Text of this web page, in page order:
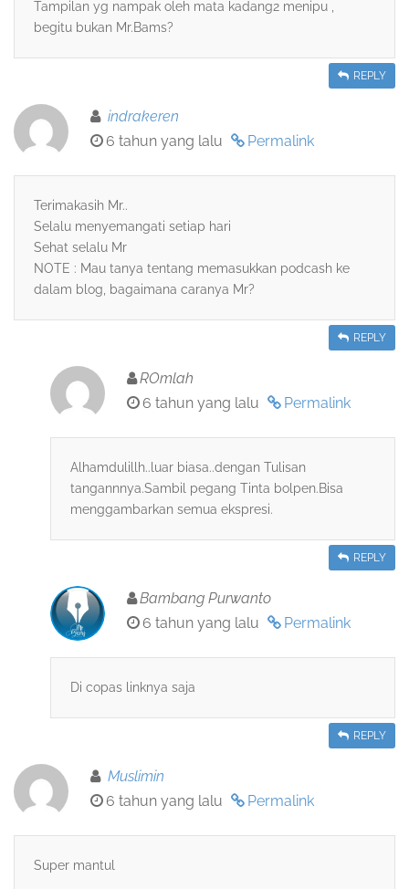
Tampilan yg nampak oleh mata kadang2 menipu ,
begitu bukan Mr.Bams?
REPLY
indrakeren
6 tahun yang lalu
Permalink
Terimakasih Mr..
Selalu menyemangati setiap hari
Sehat selalu Mr
NOTE : Mau tanya tentang memasukkan podcash ke
dalam blog, bagaimana caranya Mr?
REPLY
ROmlah
6 tahun yang lalu
Permalink
Alhamdulillh..luar biasa..dengan Tulisan
tangannnya.Sambil pegang Tinta bolpen.Bisa
menggambarkan semua ekspresi.
REPLY
Bambang Purwanto
6 tahun yang lalu
Permalink
Di copas linknya saja
REPLY
Muslimin
6 tahun yang lalu
Permalink
Super mantul